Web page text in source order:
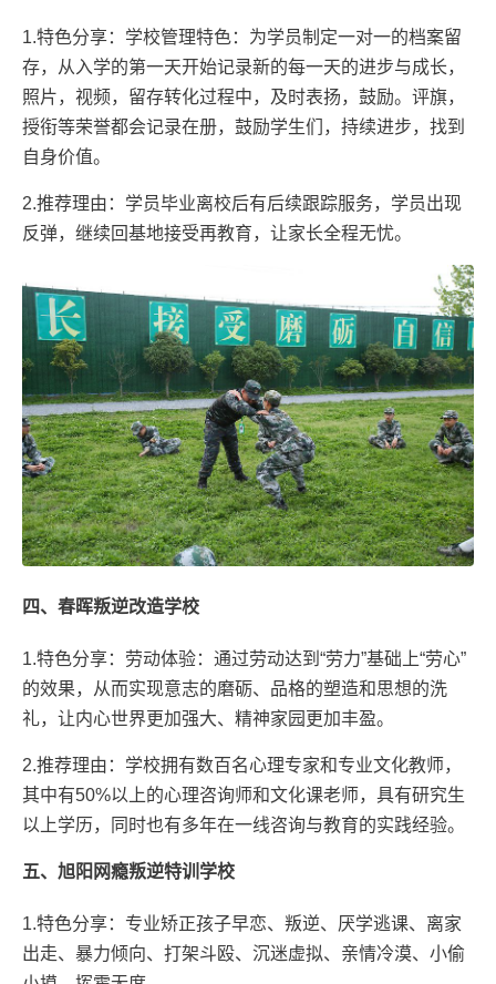
1.特色分享：学校管理特色：为学员制定一对一的档案留
存，从入学的第一天开始记录新的每一天的进步与成长，
照片，视频，留存转化过程中，及时表扬，鼓励。评旗，
授衔等荣誉都会记录在册，鼓励学生们，持续进步，找到
自身价值。
2.推荐理由：学员毕业离校后有后续跟踪服务，学员出现
反弹，继续回基地接受再教育，让家长全程无忧。
四、春晖叛逆改造学校
1.特色分享：劳动体验：通过劳动达到“劳力”基础上“劳心”
的效果，从而实现意志的磨砺、品格的塑造和思想的洗
礼，让内心世界更加强大、精神家园更加丰盈。
2.推荐理由：学校拥有数百名心理专家和专业文化教师，
其中有50%以上的心理咨询师和文化课老师，具有研究生
以上学历，同时也有多年在一线咨询与教育的实践经验。
五、旭阳网瘾叛逆特训学校
1.特色分享：专业矫正孩子早恋、叛逆、厌学逃课、离家
出走、暴力倾向、打架斗殴、沉迷虚拟、亲情冷漠、小偷